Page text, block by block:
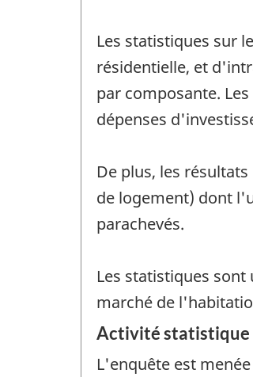
Les statistiques sur
résidentielle, et
par composante.
dépenses
De plus, les
de logement) dont
parachevés.
Les statistiques
marché de
Activité statistique
L'enquête est